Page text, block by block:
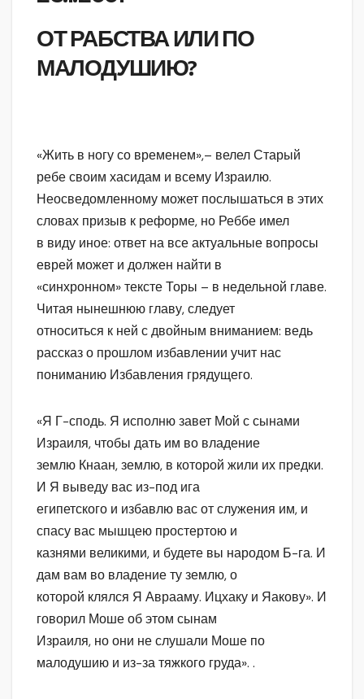
ОТ РАБСТВА ИЛИ ПО
МАЛОДУШИЮ?
«Жить в ногу со временем»,– велел Старый
ребе своим хасидам и всему Израилю.
Неосведомленному может послышаться в этих
словах призыв к реформе, но Реббе имел
в виду иное: ответ на все актуальные вопросы
еврей может и должен найти в
«синхронном» тексте Торы – в недельной главе.
Читая нынешнюю главу, следует
относиться к ней с двойным вниманием: ведь
рассказ о прошлом избавлении учит нас
пониманию Избавления грядущего.
«Я Г-сподь. Я исполню завет Мой с сынами
Израиля, чтобы дать им во владение
землю Кнаан, землю, в которой жили их предки.
И Я выведу вас из-под ига
египетского и избавлю вас от служения им, и
спасу вас мышцею простертою и
казнями великими, и будете вы народом Б-га. И
дам вам во владение ту землю, о
которой клялся Я Аврааму. Ицхаку и Яакову». И
говорил Моше об этом сынам
Израиля, но они не слушали Моше по
малодушию и из-за тяжкого груда». .